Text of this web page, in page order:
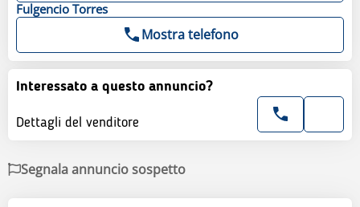
Fulgencio Torres
Mostra telefono
Interessato a questo annuncio?
Dettagli del venditore
Segnala annuncio sospetto